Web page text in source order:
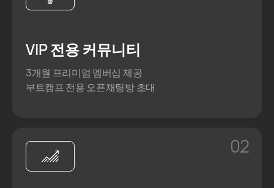
VIP 전용 커뮤니티
3개월 프리미엄 멤버십 제공
부트캠프 전용 오픈채팅방 초대
02